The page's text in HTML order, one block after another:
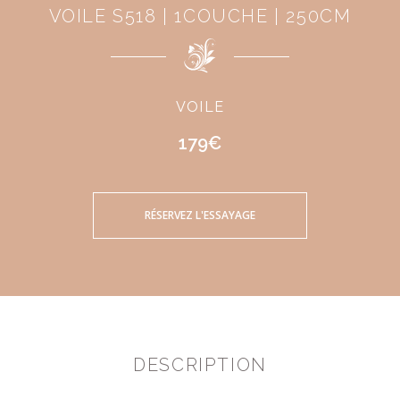
VOILE S518 | 1COUCHE | 250CM
VOILE
179€
RÉSERVEZ L'ESSAYAGE
DESCRIPTION